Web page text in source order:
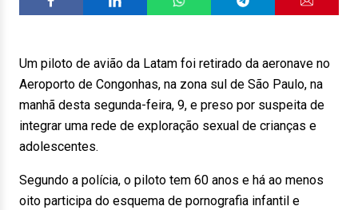
Um piloto de avião da Latam foi retirado da aeronave no
Aeroporto de Congonhas, na zona sul de São Paulo, na
manhã desta segunda-feira, 9, e preso por suspeita de
integrar uma rede de exploração sexual de crianças e
adolescentes.
Segundo a polícia, o piloto tem 60 anos e há ao menos
oito participa do esquema de pornografia infantil e